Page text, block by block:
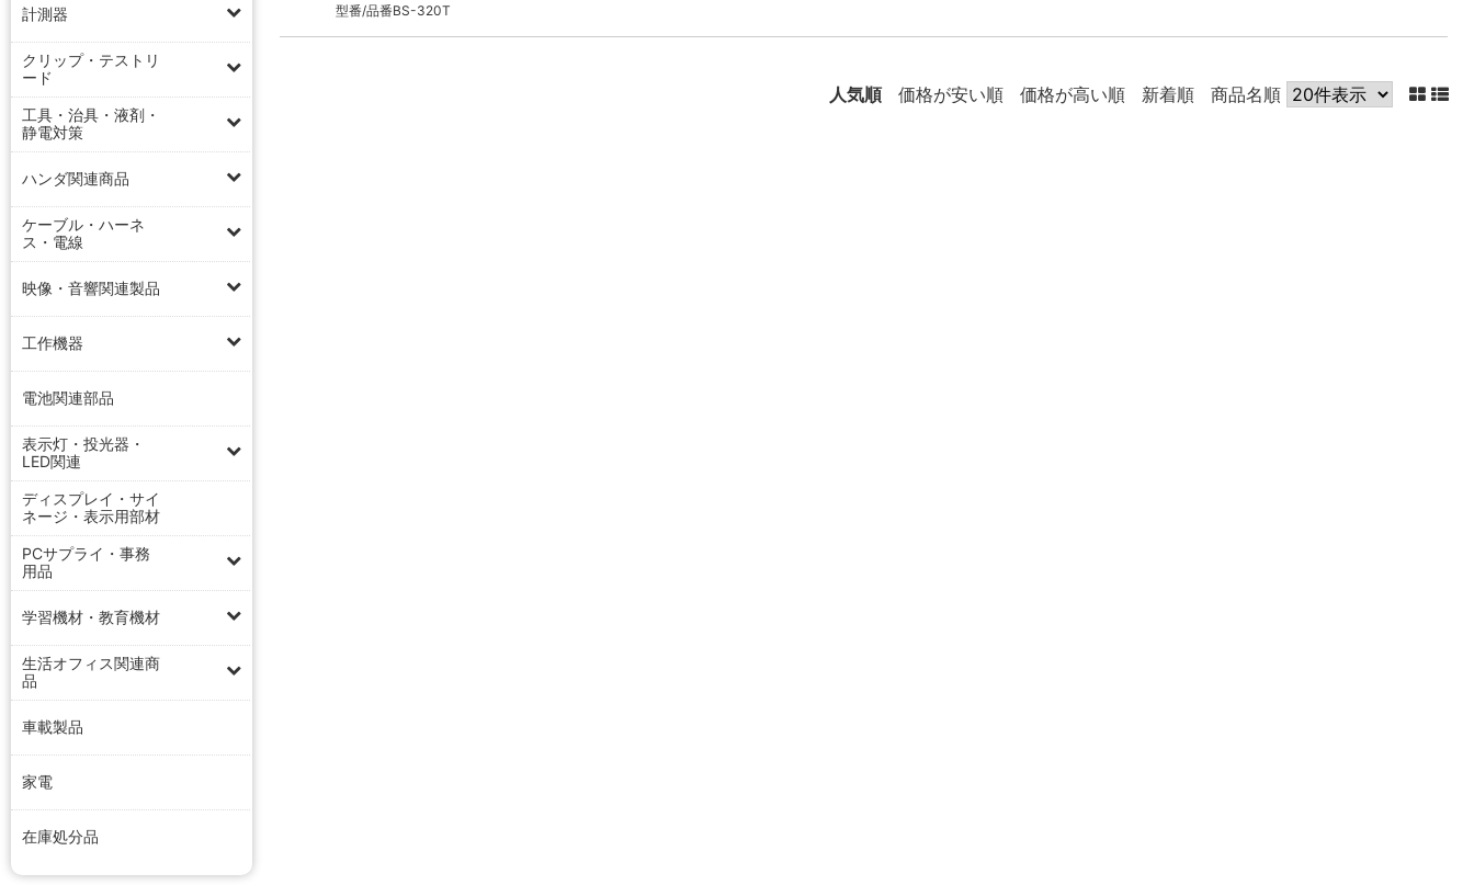
計測器
クリップ・テストリ
ード
工具・治具・液剤・
静電対策
ハンダ関連商品
ケーブル・ハーネ
ス・電線
映像・音響関連製品
工作機器
電池関連部品
表示灯・投光器・
LED関連
ディスプレイ・サイ
ネージ・表示用部材
PCサプライ・事務
用品
学習機材・教育機材
生活オフィス関連商
品
車載製品
家電
在庫処分品
型番/品番BS-320T
人気順 価格が安い順 価格が高い順 新着順 商品名順